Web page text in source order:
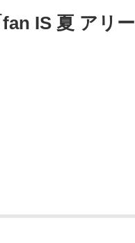
IS 夏 アリー